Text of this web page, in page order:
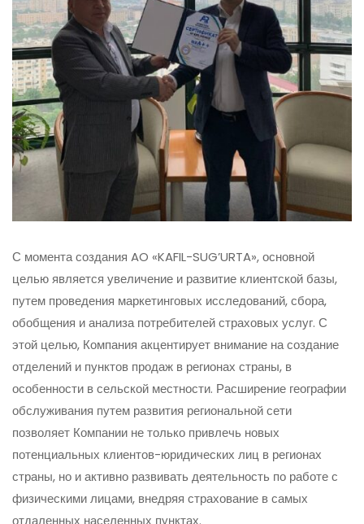
С момента создания AO «KAFIL-SUG’URTA», основной
целью является увеличение и развитие клиентской базы,
путем проведения маркетинговых исследований, сбора,
обобщения и анализа потребителей страховых услуг. С
этой целью, Компания акцентирует внимание на создание
отделений и пунктов продаж в регионах страны, в
особенности в сельской местности. Расширение географии
обслуживания путем развития региональной сети
позволяет Компании не только привлечь новых
потенциальных клиентов-юридических лиц в регионах
страны, но и активно развивать деятельность по работе с
физическими лицами, внедряя страхование в самых
отдаленных населенных пунктах.